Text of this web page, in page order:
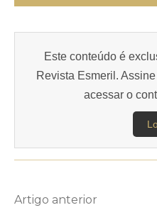
Este conteúdo é
Revista Esmeril.
acessar o
Artigo anterior